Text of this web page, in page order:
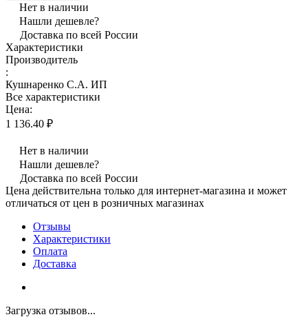
Нет в наличии
Нашли дешевле?
Доставка по всей России
Характеристики
Производитель
:
Кушнаренко С.А. ИП
Все характеристики
Цена:
1 136.40 ₽
Нет в наличии
Нашли дешевле?
Доставка по всей России
Цена действительна только для интернет-магазина и может
отличаться от цен в розничных магазинах
Отзывы
Характеристики
Оплата
Доставка
Загрузка отзывов...